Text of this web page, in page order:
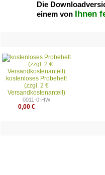
Die
einem von Ihnen
kostenloses Probeheft
(zzgl. 2 €
Versandkostenanteil)
0011-0-HW
0,00 €